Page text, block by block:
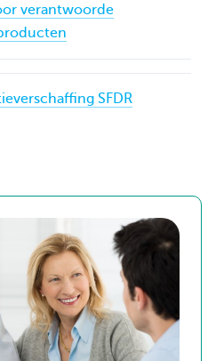
verantwoorde
SFDR